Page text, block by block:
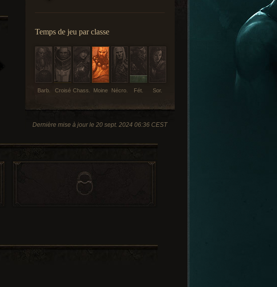
Temps de jeu par classe
Barb. Chass.
Croisé Fét.
Moine Nécro. Sor.
Dernière mise à jour le 20 sept. 2024 06:36 CEST